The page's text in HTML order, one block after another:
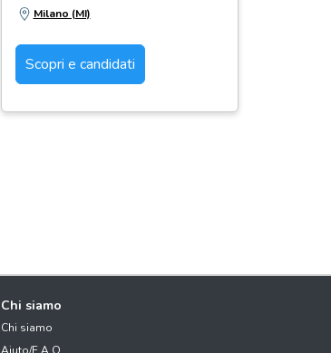
Milano (MI)
Scopri e candidati
Chi siamo
Chi siamo